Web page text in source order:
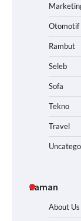
Otomotif
Rambut
Seleb
Sofa
Tekno
Travel
Laman
About Us